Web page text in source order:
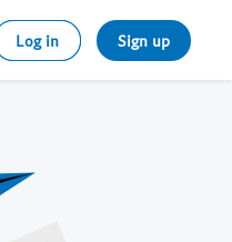
Log in Sign up